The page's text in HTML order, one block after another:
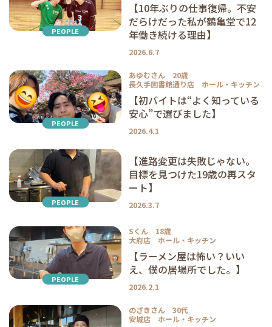
PEOPLE
【10年ぶりの仕事復帰。不安
だらけだった私が鶴亀堂で12
年働き続ける理由】
2026.6.7
PEOPLE
あゆむさん 20歳
長久手図書館通り店 ホール・キッチン
【初バイトは“よく知っている
安心”で選びました】
2026.4.1
PEOPLE
【進路変更は失敗じゃない。
目標を見つけた19歳の再スタ
ート】
2026.3.7
PEOPLE
Sくん 18歳
大府店 ホール・キッチン
【ラーメン屋は怖い？いい
え、僕の居場所でした。】
2026.2.1
のざきさん 30代
安城店 ホール・キッチン